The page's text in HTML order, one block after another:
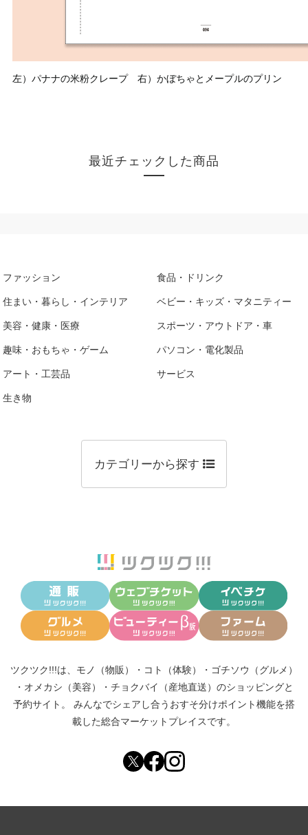
左）パナナの米粉クレープ 右）かぼちゃとメープルのプリン
最近チェックした商品
ファッション 食品・ドリンク
住まい・暮らし・インテリア ベビー・キッズ・マタニティー
美容・健康・医療 スポーツ・アウトドア・車
趣味・おもちゃ・ゲーム パソコン・電化製品
アート・工芸品 サービス
生き物
カテゴリーから探す
ツクツク!!!は、 モノ（物販） ・ コト（体験） ・ ゴチソウ（グルメ）
・ オメカシ（美容） ・ チョクバイ（産地直送） のショッピングと
予約サイト。
みんなでシェアし合う おすそ分けポイント機能を搭
載した総合マーケットプレイスです。